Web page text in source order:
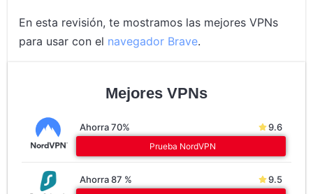
En esta revisión, te mostramos las mejores VPNs
para usar con el navegador Brave.
Mejores VPNs
Ahorra 70% 9.6
Prueba NordVPN
Ahorra 87 % 9.5